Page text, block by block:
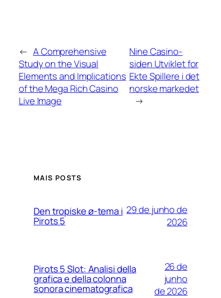
← A Comprehensive
Study on the Visual
Elements and Implications
of the Mega Rich Casino
Live Image
Nine Casino-
siden Utviklet for
Ekte Spillere i det
norske markedet
→
MAIS POSTS
Den tropiske ø-tema i
Pirots 5
29 de junho de
2026
Pirots 5 Slot: Analisi della
grafica e della colonna
sonora cinematografica
26 de
junho
de 2026